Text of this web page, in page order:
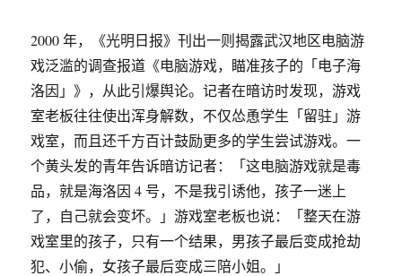
2000 年，《光明日报》刊出一则揭露武汉地区电脑游
戏泛滥的调查报道《电脑游戏，瞄准孩子的「电子海
洛因」》，从此引爆舆论。记者在暗访时发现，游戏
室老板往往使出浑身解数，不仅怂恿学生「留驻」游
戏室，而且还千方百计鼓励更多的学生尝试游戏。一
个黄头发的青年告诉暗访记者：「这电脑游戏就是毒
品，就是海洛因 4 号，不是我引诱他，孩子一迷上
了，自己就会变坏。」游戏室老板也说：「整天在游
戏室里的孩子，只有一个结果，男孩子最后变成抢劫
犯、小偷，女孩子最后变成三陪小姐。」